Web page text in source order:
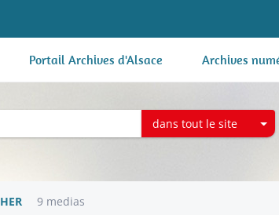
Portail Archives d'Alsace Archives
dans tout le site
9 medias